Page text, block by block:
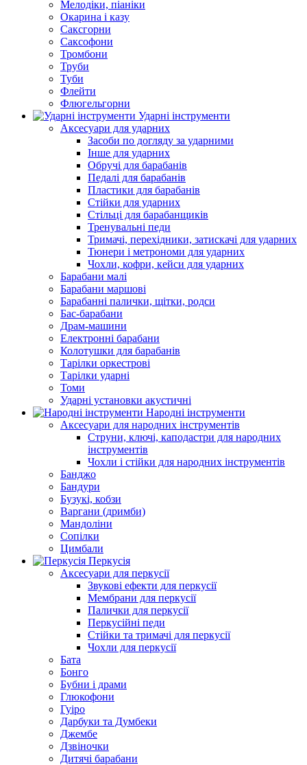
Мелодіки, піаніки
Окарина і казу
Саксгорни
Саксофони
Тромбони
Труби
Туби
Флейти
Флюгельгорни
Ударні інструменти
Аксесуари для ударних
Засоби по догляду за ударними
Інше для ударних
Обручі для барабанів
Педалі для барабанів
Пластики для барабанів
Стійки для ударних
Стільці для барабанщиків
Тренувальні педи
Тримачі, перехідники, затискачі для ударних
Тюнери і метрономи для ударних
Чохли, кофри, кейси для ударних
Барабани малі
Барабани маршові
Барабанні палички, щітки, родси
Бас-барабани
Драм-машини
Електронні барабани
Колотушки для барабанів
Тарілки оркестрові
Тарілки ударні
Томи
Ударні установки акустичні
Народні інструменти
Аксесуари для народних інструментів
Струни, ключі, каподастри для народних
інструментів
Чохли і стійки для народних інструментів
Банджо
Бандури
Бузукі, кобзи
Варгани (дримби)
Мандоліни
Сопілки
Цимбали
Перкусія
Аксесуари для перкусії
Звукові ефекти для перкусії
Мембрани для перкусії
Палички для перкусії
Перкусійні педи
Стійки та тримачі для перкусії
Чохли для перкусії
Бата
Бонго
Бубни і драми
Глюкофони
Гуіро
Дарбуки та Думбеки
Джембе
Дзвіночки
Дитячі барабани